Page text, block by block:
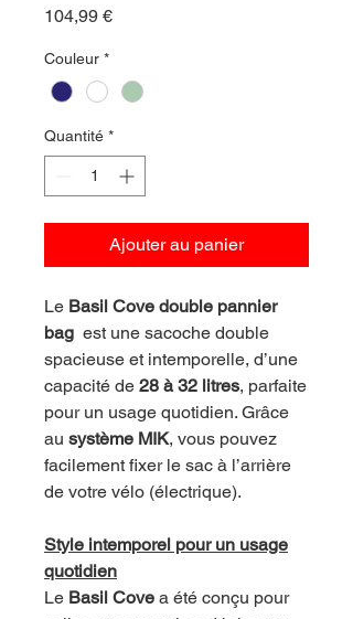
104,99 €Prix
Couleur *
Quantité *
Ajouter au panier
Le Basil Cove double pannier
bag est une sacoche double
spacieuse et intemporelle, d’une
capacité de 28 à 32 litres, parfaite
pour un usage quotidien. Grâce
au système MIK, vous pouvez
facilement fixer le sac à l’arrière
de votre vélo (électrique).
Style intemporel pour un usage
quotidien
Le Basil Cove a été conçu pour